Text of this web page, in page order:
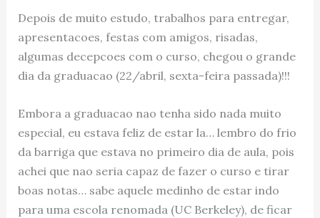
Depois de muito estudo, trabalhos para entregar,
apresentacoes, festas com amigos, risadas,
algumas decepcoes com o curso, chegou o grande
dia da graduacao (22/abril, sexta-feira passada)!!!
Embora a graduacao nao tenha sido nada muito
especial, eu estava feliz de estar la… lembro do frio
da barriga que estava no primeiro dia de aula, pois
achei que nao seria capaz de fazer o curso e tirar
boas notas… sabe aquele medinho de estar indo
para uma escola renomada (UC Berkeley), de ficar